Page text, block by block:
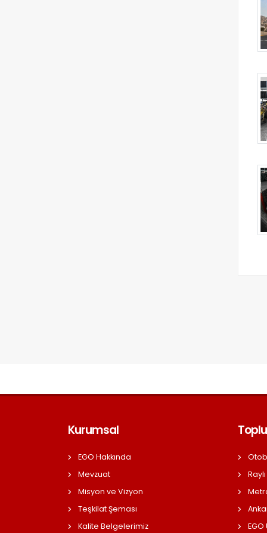
Kurumsal
EGO Hakkında
Mevzuat
Misyon ve Vizyon
Teşkilat Şeması
Kalite Belgelerimiz
EGO